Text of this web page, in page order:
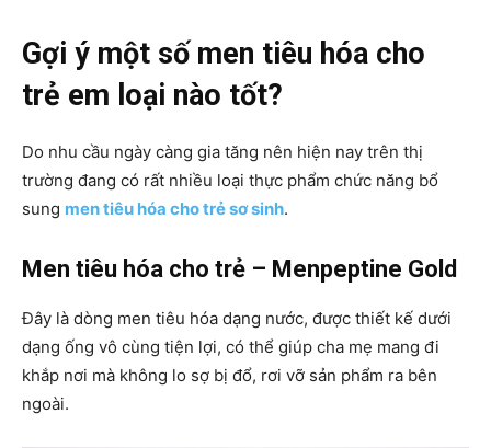
Gợi ý một số men tiêu hóa cho
trẻ em loại nào tốt?
Do nhu cầu ngày càng gia tăng nên hiện nay trên thị
trường đang có rất nhiều loại thực phẩm chức năng bổ
sung men tiêu hóa cho trẻ sơ sinh.
Men tiêu hóa cho trẻ – Menpeptine Gold
Đây là dòng men tiêu hóa dạng nước, được thiết kế dưới
dạng ống vô cùng tiện lợi, có thể giúp cha mẹ mang đi
khắp nơi mà không lo sợ bị đổ, rơi vỡ sản phẩm ra bên
ngoài.